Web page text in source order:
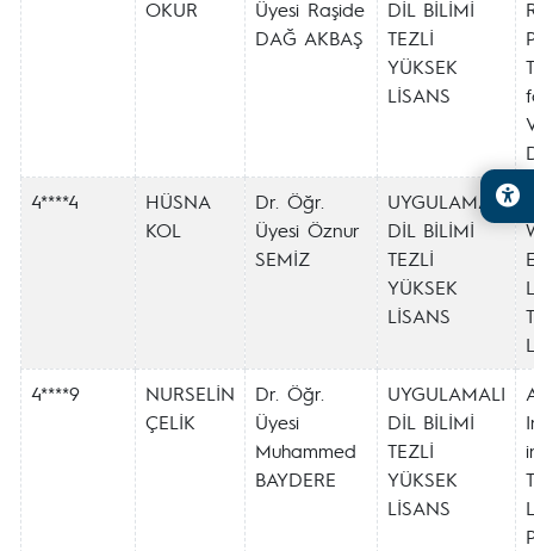
OKUR
Üyesi Raşide
DAĞ AKBAŞ
DİL BİLİMİ
TEZLİ
YÜKSEK
LİSANS
4****4
HÜSNA
KOL
Dr. Öğr.
Üyesi Öznur
SEMİZ
UYGULAMALI
DİL BİLİMİ
TEZLİ
YÜKSEK
LİSANS
4****9
NURSELİN
ÇELİK
Dr. Öğr.
Üyesi
Muhammed
BAYDERE
UYGULAMALI
DİL BİLİMİ
TEZLİ
YÜKSEK
LİSANS